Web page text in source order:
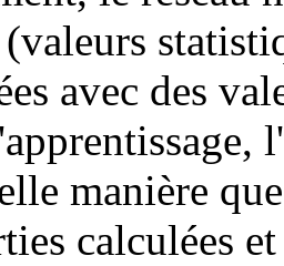
avec des
manière
calculées